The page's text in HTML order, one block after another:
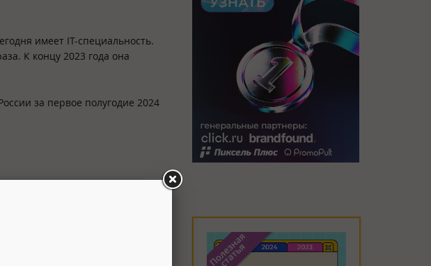
имеет IT-специальность.
К концу 2023 года она
за первое полугодие 2024